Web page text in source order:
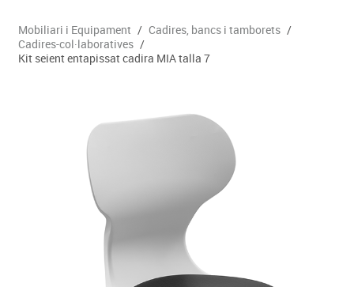
Mobiliari i Equipament / Cadires, bancs i tamborets /
Cadires-col·laboratives /
Kit seient entapissat cadira MIA talla 7